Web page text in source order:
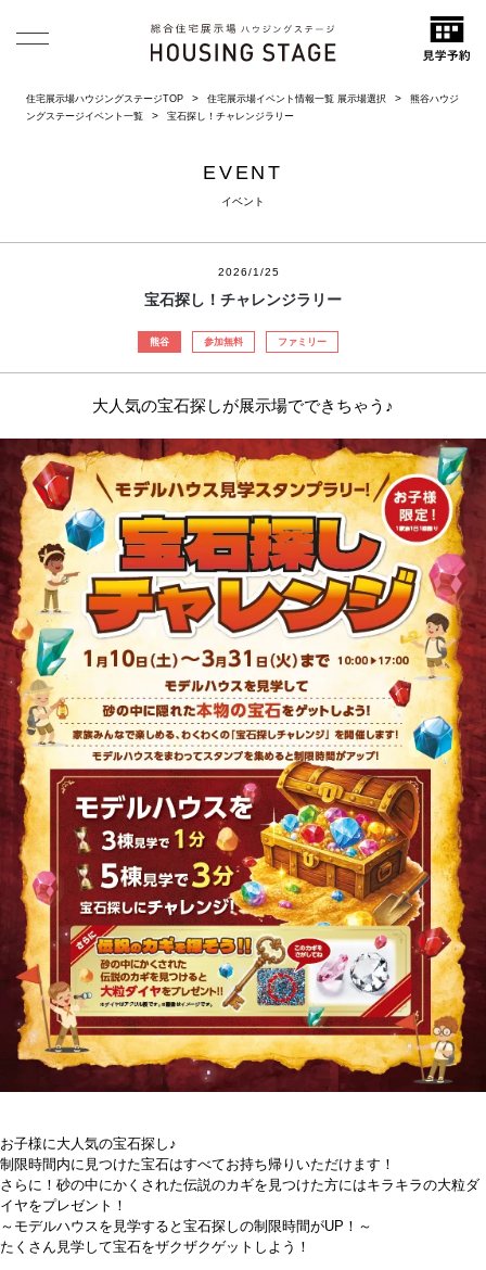
住宅展示場ハウジングステージTOP 住宅展示場イベント情報一覧 展示場選択
熊谷ハウジ
ングステージイベント一覧
宝石探し！チャレンジラリー
EVENT
イベント
2026/1/25
宝石探し！チャレンジラリー
熊谷 参加無料 ファミリー
大人気の宝石探しが展示場でできちゃう♪
お子様に大人気の宝石探し♪
制限時間内に見つけた宝石はすべてお持ち帰りいただけます！
さらに！砂の中にかくされた伝説のカギを見つけた方にはキラキラの大粒ダ
イヤをプレゼント！
～モデルハウスを見学すると宝石探しの制限時間がUP！～
たくさん見学して宝石をザクザクゲットしよう！